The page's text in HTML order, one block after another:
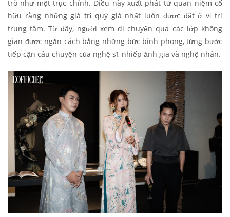
trò như một trục chính. Điều này xuất phát từ quan niệm cố
hữu rằng những giá trị quý giá nhất luôn được đặt ở vị trí
trung tâm. Từ đây, người xem di chuyển qua các lớp không
gian được ngăn cách bằng những bức bình phong, từng bước
tiếp cận câu chuyện của nghệ sĩ, nhiếp ảnh gia và nghệ nhân.